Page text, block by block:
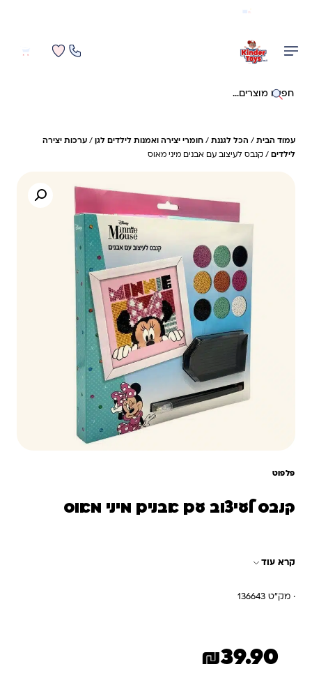
חיפוש באתר
עמוד הבית / הכל לגננת / חומרי יצירה ואמנות לילדים לגן / ערכות יצירה
לילדים / קנבס לעיצוב עם אבנים מיני מאוס
פלפוט
קנבס לעיצוב עם אבנים מיני מאוס
קרא עוד
· מק"ט 136643
₪39.90